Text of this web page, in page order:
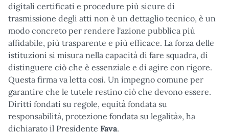
digitali certificati e procedure più sicure di
trasmissione degli atti non è un dettaglio tecnico, è un
modo concreto per rendere l'azione pubblica più
affidabile, più trasparente e più efficace. La forza delle
istituzioni si misura nella capacità di fare squadra, di
distinguere ciò che è essenziale e di agire con rigore.
Questa firma va letta così. Un impegno comune per
garantire che le tutele restino ciò che devono essere.
Diritti fondati su regole, equità fondata su
responsabilità, protezione fondata su legalità», ha
dichiarato il Presidente Fava.